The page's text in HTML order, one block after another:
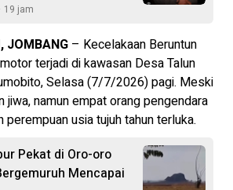
19 jam
JOMBANG – Kecelakaan Beruntun
terjadi di kawasan Desa Talun
Selasa (7/7/2026) pagi. Meski
jiwa, namun empat orang pengendara
perempuan usia tujuh tahun terluka.
Pekat di Oro-oro
Mencapai